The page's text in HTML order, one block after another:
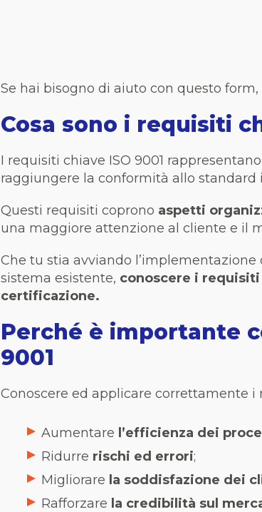
Se hai bisogno di aiuto con questo form,
Cosa sono i requisiti
I requisiti chiave ISO 9001
raggiungere la conformità allo standard
Questi requisiti coprono aspetti
una maggiore attenzione al cliente e il
Che tu stia avviando
sistema esistente, conoscere i requisiti
certificazione.
Perché è importante
9001
Conoscere ed applicare correttamente i
Aumentare l’efficienza dei
Ridurre rischi ed errori;
Migliorare la soddisfazione dei
Rafforzare la credibilità sul